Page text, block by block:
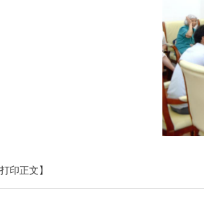
打印正文】